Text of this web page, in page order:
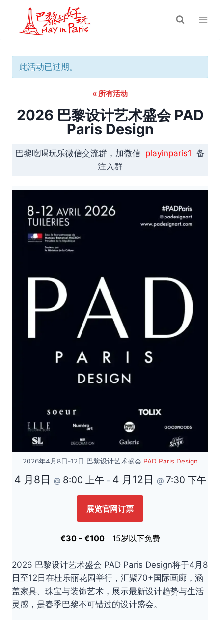
此活动已过期。
« 所有活动
2026 巴黎设计艺术盛会 PAD
Paris Design
巴黎吃喝玩乐微信交流群，加微信 playinparis1 备
注入群
2026年4月8日-12日 巴黎设计艺术盛会 PAD Paris Design
4 月8日 @ 8:00 上午 – 4 月12日 @ 7:30 下午
展览官网订票
€30 – €100 15岁以下免费
2026 巴黎设计艺术盛会 PAD Paris Design将于4月8
日至12日在杜乐丽花园举行，汇聚70+国际画廊，涵
盖家具、珠宝与装饰艺术，展示最新设计趋势与生活
灵感，是春季巴黎不可错过的设计盛会。